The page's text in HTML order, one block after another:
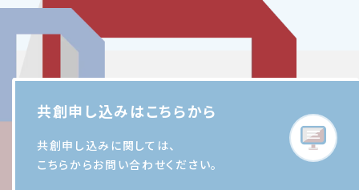
AIアバターがもたらす新たな相談支援の可
共創申し込みはこちらから
共創申し込みに関しては、
こちらからお問い合わせください。